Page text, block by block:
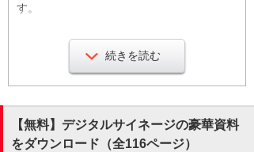
す。
本日、打ち合わせ前に御社の受付で、無人
電話機で新川さんを待たせていただいてい
たんですけれども、受付、結構奇麗だなと
思いながら待たせていただいていたんです
けど、これから色々置いたりとかっていう
のも考えられているんですか。
続きを読む
【無料】デジタルサイネージの豪華資料
をダウンロード（全116ページ）